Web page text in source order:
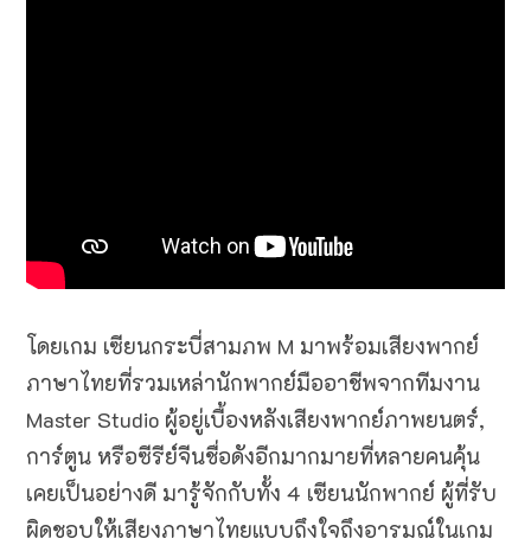
โดยเกม เซียนกระบี่สามภพ M มาพร้อมเสียงพากย์
ภาษาไทยที่รวมเหล่านักพากย์มืออาชีพจากทีมงาน
Master Studio ผู้อยู่เบื้องหลังเสียงพากย์ภาพยนตร์,
การ์ตูน หรือซีรีย์จีนชื่อดังอีกมากมายที่หลายคนคุ้น
เคยเป็นอย่างดี มารู้จักกับทั้ง 4 เซียนนักพากย์ ผู้ที่รับ
ผิดชอบให้เสียงภาษาไทยแบบถึงใจถึงอารมณ์ในเกม